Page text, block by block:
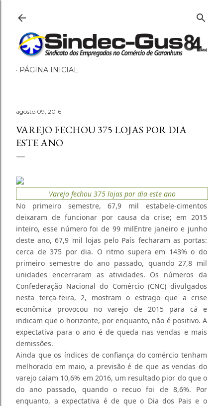
PÁGINA INICIAL
agosto 09, 2016
VAREJO FECHOU 375 LOJAS POR DIA
ESTE ANO
Varejo fechou 375 lojas por dia este ano
No primeiro semestre, 67,9 mil estabele-cimentos
deixaram de funcionar por causa da crise; em 2015
inteiro, esse número foi de 99 milEntre janeiro e junho
deste ano, 67,9 mil lojas pelo País fecharam as portas:
cerca de 375 por dia. O ritmo supera em 143% o do
primeiro semestre do ano passado, quando 27,8 mil
unidades encerraram as atividades. Os números da
Confederação Nacional do Comércio (CNC) divulgados
nesta terça-feira, 2, mostram o estrago que a crise
econômica provocou no varejo de 2015 para cá e
indicam que o horizonte, por enquanto, não é positivo. A
expectativa para o ano é de queda nas vendas e mais
demissões.
Ainda que os índices de confiança do comércio tenham
melhorado em maio, a previsão é de que as vendas do
varejo caiam 10,6% em 2016, um resultado pior do que o
do ano passado, quando o recuo foi de 8,6%. Por
enquanto, a expectativa é de que o Dia dos Pais e o